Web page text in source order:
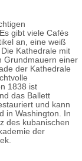
gibt viele Cafés
an, eine weiß
Kathedrale mit
Grundmauern einer
der Kathedrale
1838 ist
das Ballett
und kann
in Washington. In
des kubanischen
der